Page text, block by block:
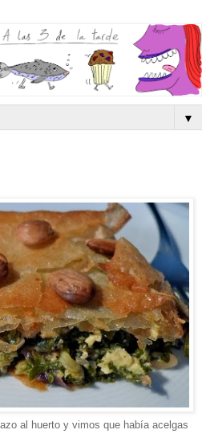
▼
al huerto y vimos que había acelgas